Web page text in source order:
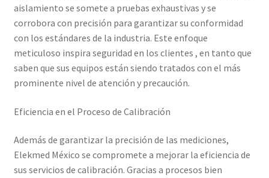
Sobre Nosotros – Elekmed México
Soporte
Tienda
Trayectoria de Elekmed México
Visión de Elekmed México
aislamiento se somete a pruebas exhaustivas y se
corrobora con precisión para garantizar su conformidad
con los estándares de la industria. Este enfoque
meticuloso inspira seguridad en los clientes , en tanto que
saben que sus equipos están siendo tratados con el más
prominente nivel de atención y precaución.
Eficiencia en el Proceso de Calibración
Además de garantizar la precisión de las mediciones,
Elekmed México se compromete a mejorar la eficiencia de
sus servicios de calibración. Gracias a procesos bien